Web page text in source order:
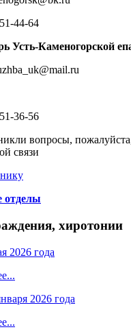
44-64
Усть-Каменогорской
36-56
вопросы,
связи
отделы
хиротонии
2026 года
2026 года